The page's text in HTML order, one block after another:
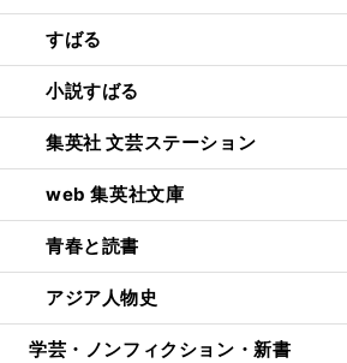
すばる
小説すばる
集英社 文芸ステーション
web 集英社文庫
青春と読書
アジア人物史
学芸・ノンフィクション・新書